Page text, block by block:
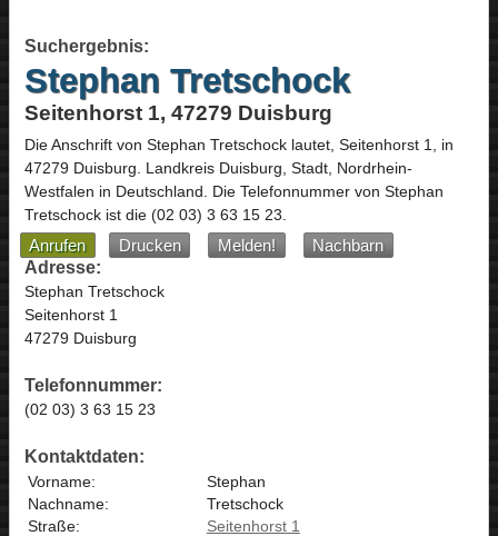
Suchergebnis:
Stephan Tretschock
Seitenhorst 1, 47279 Duisburg
Die Anschrift von Stephan Tretschocklautet, Seitenhorst 1, in
47279 Duisburg. Landkreis Duisburg, Stadt, Nordrhein-
Westfalen in Deutschland. Die Telefonnummer von Stephan
Tretschock ist die (02 03) 3 63 15 23.
Anrufen Drucken Melden!
Nachbarn
Adresse:
Stephan Tretschock
Seitenhorst 1
47279 Duisburg
Telefonnummer:
(02 03) 3 63 15 23
Kontaktdaten:
Vorname:
Stephan
Nachname:
Tretschock
Straße:
Seitenhorst 1